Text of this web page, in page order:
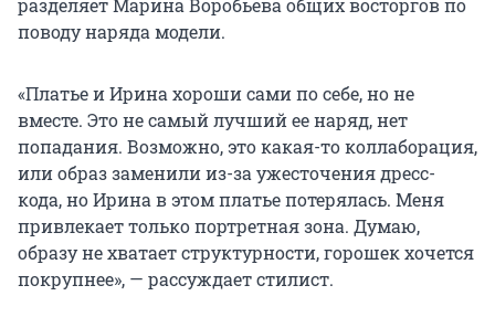
разделяет Марина Воробьева общих восторгов по
поводу наряда модели.
«Платье и Ирина хороши сами по себе, но не
вместе. Это не самый лучший ее наряд, нет
попадания. Возможно, это какая-то коллаборация,
или образ заменили из-за ужесточения дресс-
кода, но Ирина в этом платье потерялась. Меня
привлекает только портретная зона. Думаю,
образу не хватает структурности, горошек хочется
покрупнее», — рассуждает стилист.